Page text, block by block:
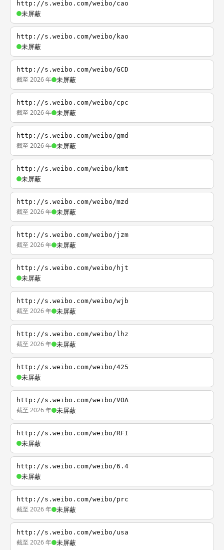
http://s.weibo.com/weibo/cao
未屏蔽
http://s.weibo.com/weibo/kao
未屏蔽
http://s.weibo.com/weibo/GCD
截至 2026 年 未屏蔽
http://s.weibo.com/weibo/cpc
截至 2026 年 未屏蔽
http://s.weibo.com/weibo/gmd
截至 2026 年 未屏蔽
http://s.weibo.com/weibo/kmt
未屏蔽
http://s.weibo.com/weibo/mzd
截至 2026 年 未屏蔽
http://s.weibo.com/weibo/jzm
截至 2026 年 未屏蔽
http://s.weibo.com/weibo/hjt
未屏蔽
http://s.weibo.com/weibo/wjb
截至 2026 年 未屏蔽
http://s.weibo.com/weibo/lhz
截至 2026 年 未屏蔽
http://s.weibo.com/weibo/425
未屏蔽
http://s.weibo.com/weibo/VOA
截至 2026 年 未屏蔽
http://s.weibo.com/weibo/RFI
未屏蔽
http://s.weibo.com/weibo/6.4
未屏蔽
http://s.weibo.com/weibo/prc
截至 2026 年 未屏蔽
http://s.weibo.com/weibo/usa
截至 2026 年 未屏蔽